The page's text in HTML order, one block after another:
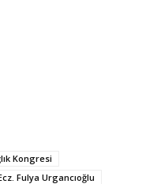
Kongresi
Fulya Urgancıoğlu